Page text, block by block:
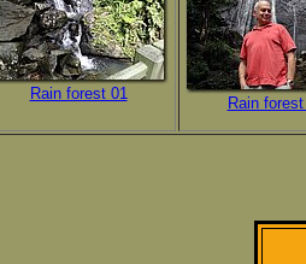
Rain forest 01
Rain